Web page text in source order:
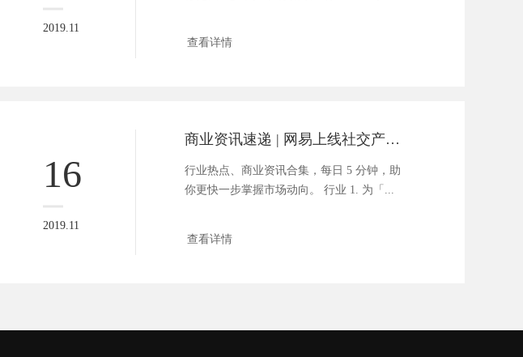
2019.11
查看详情
16
2019.11
商业资讯速递 | 网易上线社交产品「声波」
行业热点、商业资讯合集，每日 5 分钟，助
你更快一步掌握市场动向。 行业 1. 为「...
查看详情